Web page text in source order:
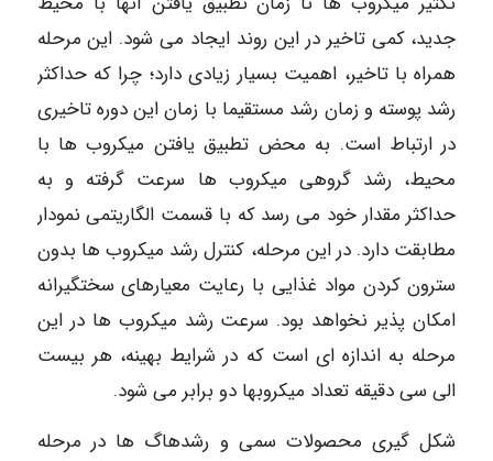
جدید، کمی تاخیر در این روند ایجاد می شود. این مرحله
همراه با تاخیر، اهمیت بسیار زیادی دارد؛ چرا که حداکثر
رشد پوسته و زمان رشد مستقیما با زمان این دوره تاخیری
در ارتباط است. به محض تطبيق يافتن میکروب ها با
محیط، رشد گروهی میکروب ها سرعت گرفته و به
حداکثر مقدار خود می رسد که با قسمت الگاریتمی نمودار
مطابقت دارد. در این مرحله، کنترل رشد میکروب ها بدون
سترون کردن مواد غذایی با رعایت معیارهای سختگیرانه
امکان پذیر نخواهد بود. سرعت رشد میکروب ها در این
مرحله به اندازه ای است که در شرایط بهینه، هر بیست
الی سی دقیقه تعداد میکروبها دو برابر می شود.
شکل گیری محصولات سمی و رشدهاگ ها در مرحله